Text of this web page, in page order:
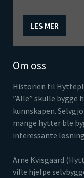
LES MER
Om oss
Historien til
”Alle” skulle bygge
kunnskapen.
mange hytter ble
interessante
Arne Kvisgaard
ville hjelpe